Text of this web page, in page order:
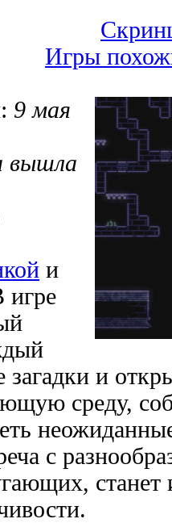
Игры
9 мая
вышла
и
игре
загадки и
среду,
с